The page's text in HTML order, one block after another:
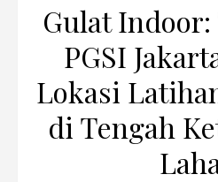
Gulat
PGSI
Lokasi
di Tengah